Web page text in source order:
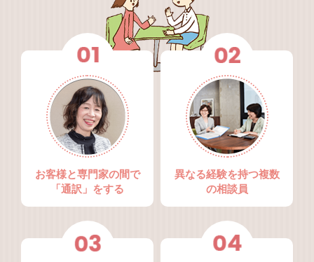
お客様と専門家の間で
「通訳」をする
異なる経験を持つ複数
の相談員